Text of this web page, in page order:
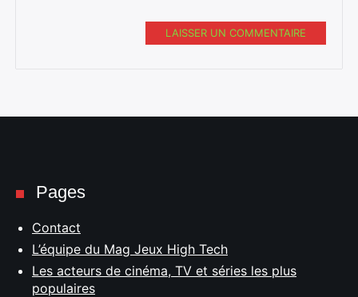
LAISSER UN COMMENTAIRE
Pages
Contact
L’équipe du Mag Jeux High Tech
Les acteurs de cinéma, TV et séries les plus
populaires